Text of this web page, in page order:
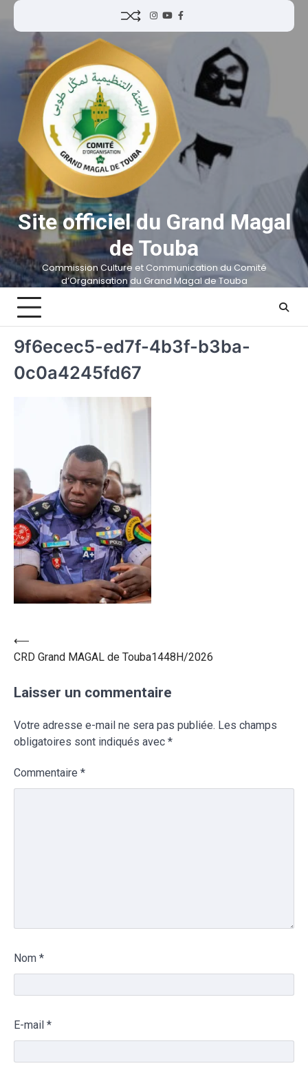
Site officiel du Grand Magal
de Touba
Commission Culture et Communication du Comité
d’Organisation du Grand Magal de Touba
9f6ecec5-ed7f-4b3f-b3ba-
0c0a4245fd67
⟵
CRD Grand MAGAL de Touba1448H/2026
Laisser un commentaire
Votre adresse e-mail ne sera pas publiée. Les champs
obligatoires sont indiqués avec *
Commentaire *
Nom *
E-mail *